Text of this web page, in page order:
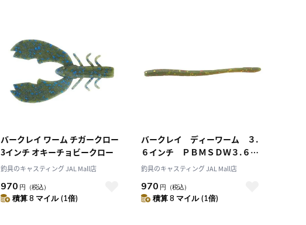
バークレイ ワーム チガークロー
3インチ オキーチョビークロー
釣具のキャスティング JAL Mall店
970 円 （税込）
積算 8 マイル (1倍)
バークレイ ディーワーム ３.
６インチ ＰＢＭＳＤＷ３.６－
Ｃ カモ
釣具のキャスティング JAL Mall店
970 円 （税込）
積算 8 マイル (1倍)